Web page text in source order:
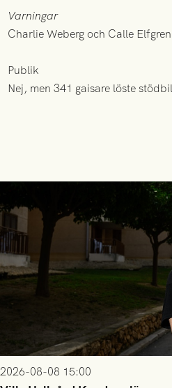
Varningar
Charlie Weberg och Calle
Publik
Nej, men 341 gaisare löste
2026-08-08 15:00